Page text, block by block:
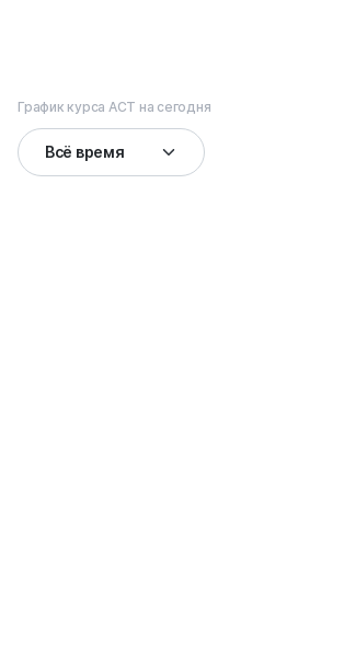
График курса ACT на сегодня